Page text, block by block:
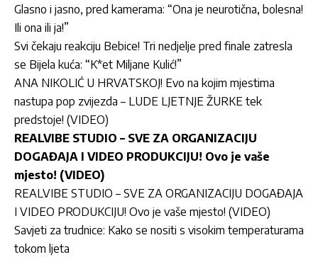
Glasno i jasno, pred kamerama: “Ona je neurotična, bolesna!
Ili ona ili ja!”
Svi čekaju reakciju Bebice! Tri nedjelje pred finale zatresla
se Bijela kuća: “K*et Miljane Kulić!”
ANA NIKOLIĆ U HRVATSKOJ! Evo na kojim mjestima
nastupa pop zvijezda – LUDE LJETNJE ŽURKE tek
predstoje! (VIDEO)
REALVIBE STUDIO – SVE ZA ORGANIZACIJU
DOGAĐAJA I VIDEO PRODUKCIJU! Ovo je vaše
mjesto! (VIDEO)
REALVIBE STUDIO – SVE ZA ORGANIZACIJU DOGAĐAJA
I VIDEO PRODUKCIJU! Ovo je vaše mjesto! (VIDEO)
Savjeti za trudnice: Kako se nositi s visokim temperaturama
tokom ljeta